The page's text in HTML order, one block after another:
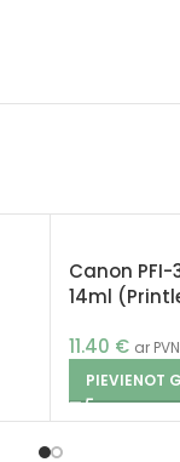
Canon PFI-
14ml
11.40 € ar PVN
PIEVIENOT